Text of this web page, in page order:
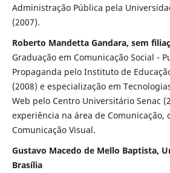
Administração Pública pela
(2007).
Roberto Mandetta Gandara, sem
Graduação em Comunicação Social -
Propaganda pelo Instituto de
(2008) e especialização em
Web pelo Centro Universitário Senac
experiência na área de Comunicação,
Comunicação Visual.
Gustavo Macedo de Mello Baptista,
Brasília